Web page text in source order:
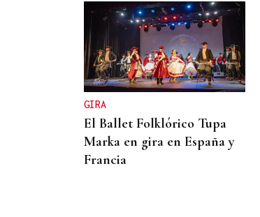
TROFEO EN ESPIÑEDO
Derrota del Arenteiro 0-3
ante el Pontevedra en un
partido de andar por casa
GIRA
El Ballet Folklórico Tupa
Marka en gira en España y
Francia